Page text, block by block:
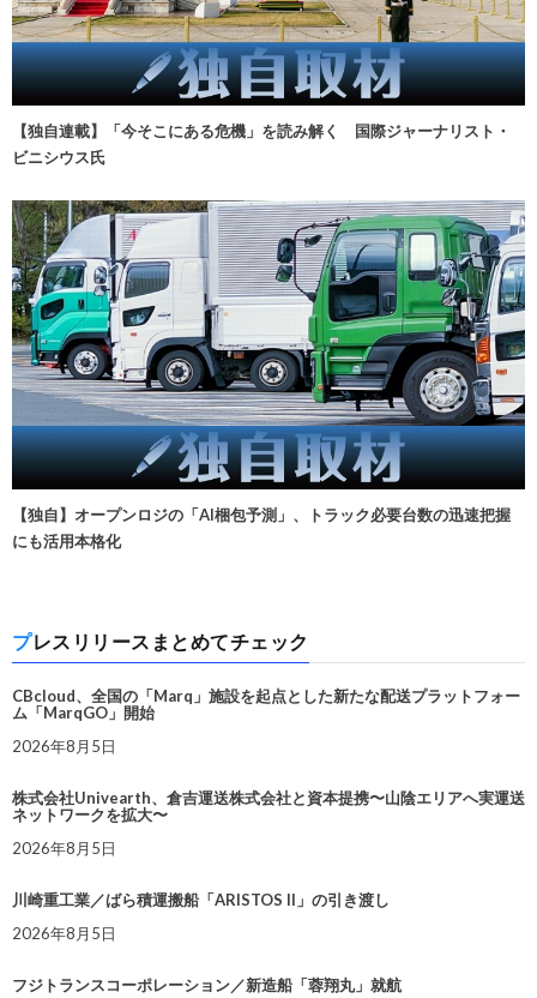
【独自連載】「今そこにある危機」を読み解く 国際ジャーナリスト・
ビニシウス氏
【独自】オープンロジの「AI梱包予測」、トラック必要台数の迅速把握
にも活用本格化
プレスリリースまとめてチェック
CBcloud、全国の「Marq」施設を起点とした新たな配送プラットフォー
ム「MarqGO」開始
2026年8月5日
株式会社Univearth、倉吉運送株式会社と資本提携〜山陰エリアへ実運送
ネットワークを拡大〜
2026年8月5日
川崎重工業／ばら積運搬船「ARISTOS II」の引き渡し
2026年8月5日
フジトランスコーポレーション／新造船「蓉翔丸」就航